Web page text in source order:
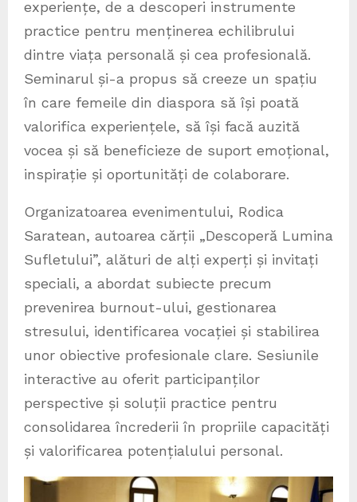
experiențe, de a descoperi instrumente
practice pentru menținerea echilibrului
dintre viața personală și cea profesională.
Seminarul și-a propus să creeze un spațiu
în care femeile din diaspora să își poată
valorifica experiențele, să își facă auzită
vocea și să beneficieze de suport emoțional,
inspirație și oportunități de colaborare.
Organizatoarea evenimentului, Rodica
Saratean, autoarea cărții „Descoperă Lumina
Sufletului”, alături de alți experți și invitați
speciali, a abordat subiecte precum
prevenirea burnout-ului, gestionarea
stresului, identificarea vocației și stabilirea
unor obiective profesionale clare. Sesiunile
interactive au oferit participanților
perspective și soluții practice pentru
consolidarea încrederii în propriile capacități
și valorificarea potențialului personal.